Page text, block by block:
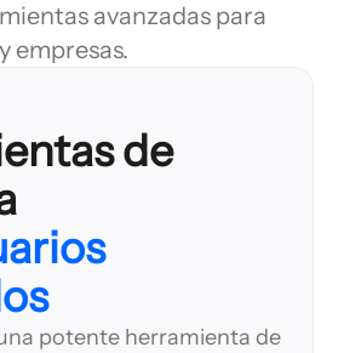
avanzadas para
empresas.
de
potente herramienta de